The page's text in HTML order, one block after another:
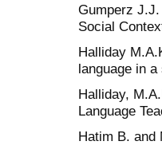
Gumperz J.J.
Social
Halliday
language in
Halliday,
Language
Hatim B. and